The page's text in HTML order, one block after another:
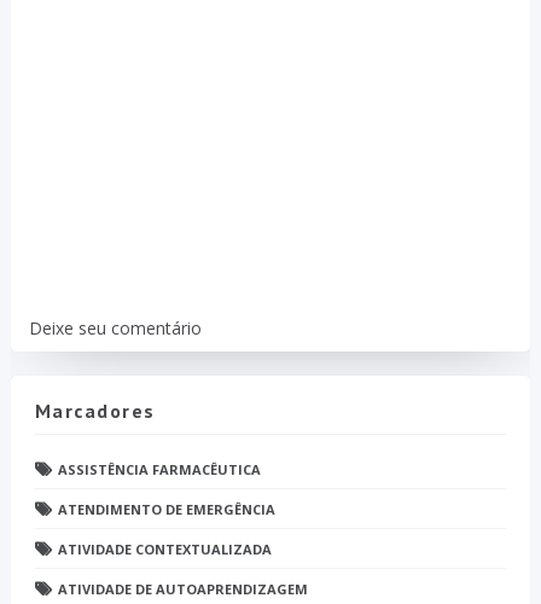
Deixe seu comentário
Marcadores
ASSISTÊNCIA FARMACÊUTICA
ATENDIMENTO DE EMERGÊNCIA
ATIVIDADE CONTEXTUALIZADA
ATIVIDADE DE AUTOAPRENDIZAGEM